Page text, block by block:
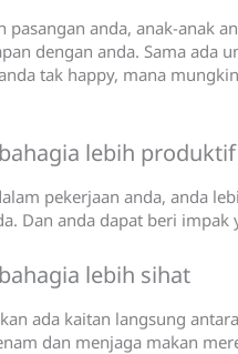
pasangan anda, anak-anak
dengan anda. Sama ada
tak happy, mana
lebih
pekerjaan anda, anda
Dan anda dapat beri
lebih sihat
ada kaitan langsung
dan menjaga makan